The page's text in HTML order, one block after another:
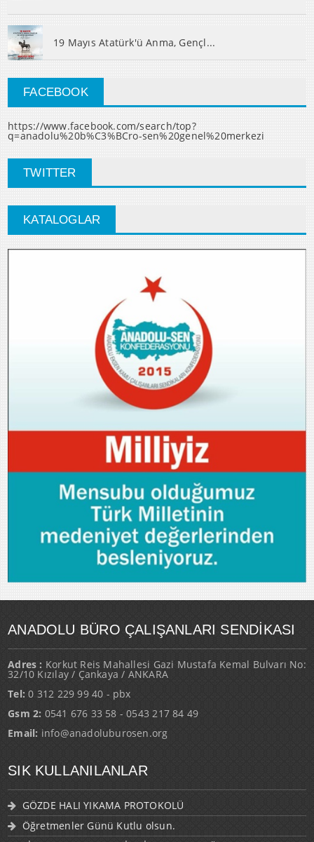
19 Mayıs Atatürk'ü Anma, Gençl...
FACEBOOK
https://www.facebook.com/search/top?
q=anadolu%20b%C3%BCro-sen%20genel%20merkezi
TWITTER
KATALOGLAR
ANADOLU BÜRO ÇALIŞANLARI SENDİKASI
Adres : Korkut Reis Mahallesi Gazi Mustafa Kemal Bulvarı No:
32/10 Kızılay / Çankaya / ANKARA
Tel: 0 312 229 99 40 - pbx
Gsm 2: 0541 676 33 58 - 0543 217 84 49
Email: info@anadoluburosen.org
SIK KULLANILANLAR
GÖZDE HALI YIKAMA PROTOKOLÜ
Öğretmenler Günü Kutlu olsun.